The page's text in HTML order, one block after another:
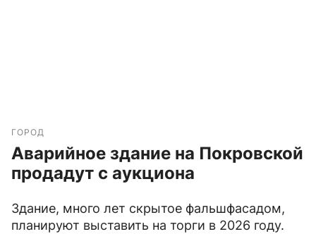
ГОРОД
Аварийное здание на Покровской
продадут с аукциона
Здание, много лет скрытое фальшфасадом,
планируют выставить на торги в 2026 году.